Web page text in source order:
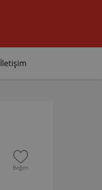
İletişim
Beğen